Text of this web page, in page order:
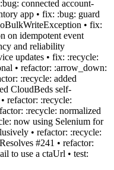
connected account-
app • fix: :bug: guard
• fix:
on idempotent event
and reliability
updates • fix: :recycle:
• refactor: :arrow_down:
:recycle: added
CloudBeds self-
refactor: :recycle:
:recycle: normalized
now using Selenium for
• refactor: :recycle:
#241 • refactor:
to use a ctaUrl • test: